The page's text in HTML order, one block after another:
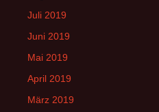
Juli 2019
Juni 2019
Mai 2019
April 2019
März 2019